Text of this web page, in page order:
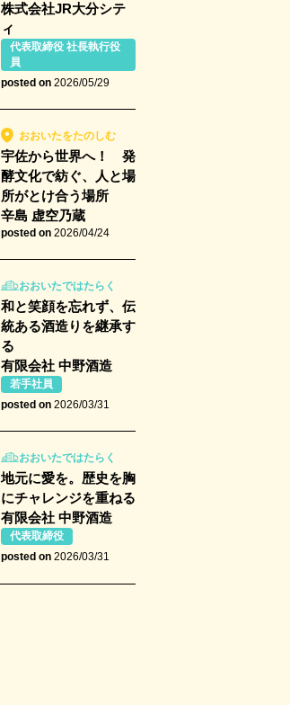
株式会社JR大分シテ
ィ
代表取締役 社長執行役
員
posted on 2026/05/29
おおいたをたのしむ
宇佐から世界へ！ 発
酵文化で紡ぐ、人と場
所がとけ合う場所
辛島 虚空乃蔵
posted on 2026/04/24
おおいたではたらく
和と笑顔を忘れず、伝
統ある酒造りを継承す
る
有限会社 中野酒造
若手社員
posted on 2026/03/31
おおいたではたらく
地元に愛を。歴史を胸
にチャレンジを重ねる
有限会社 中野酒造
代表取締役
posted on 2026/03/31